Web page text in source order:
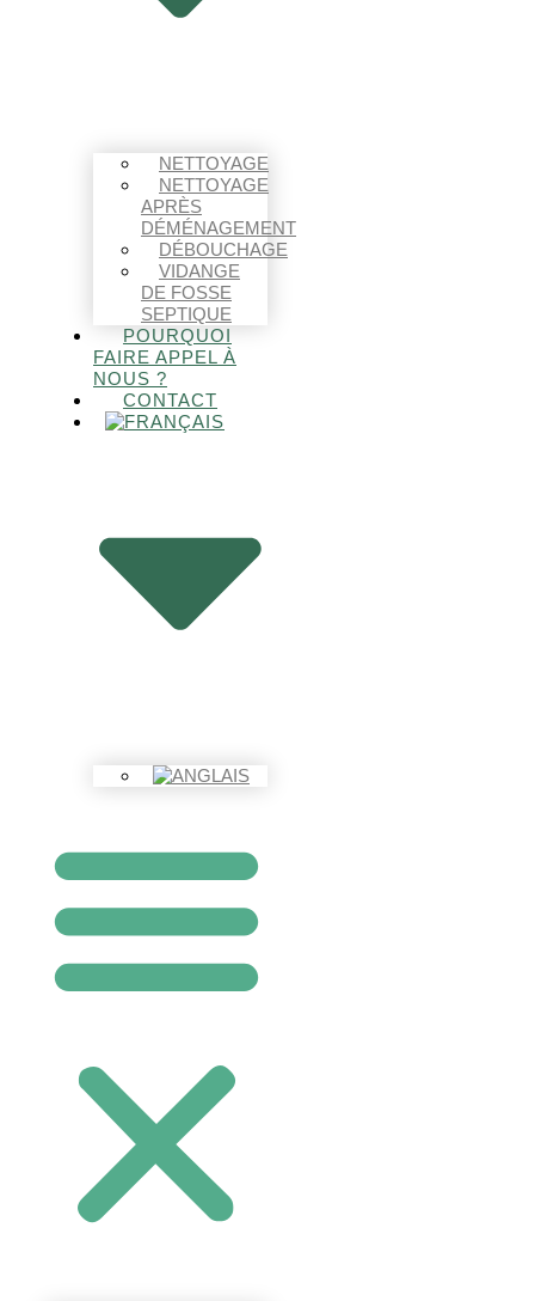
NETTOYAGE
NETTOYAGE
APRÈS
DÉMÉNAGEMENT
DÉBOUCHAGE
VIDANGE
DE FOSSE
SEPTIQUE
POURQUOI
FAIRE APPEL À
NOUS ?
CONTACT